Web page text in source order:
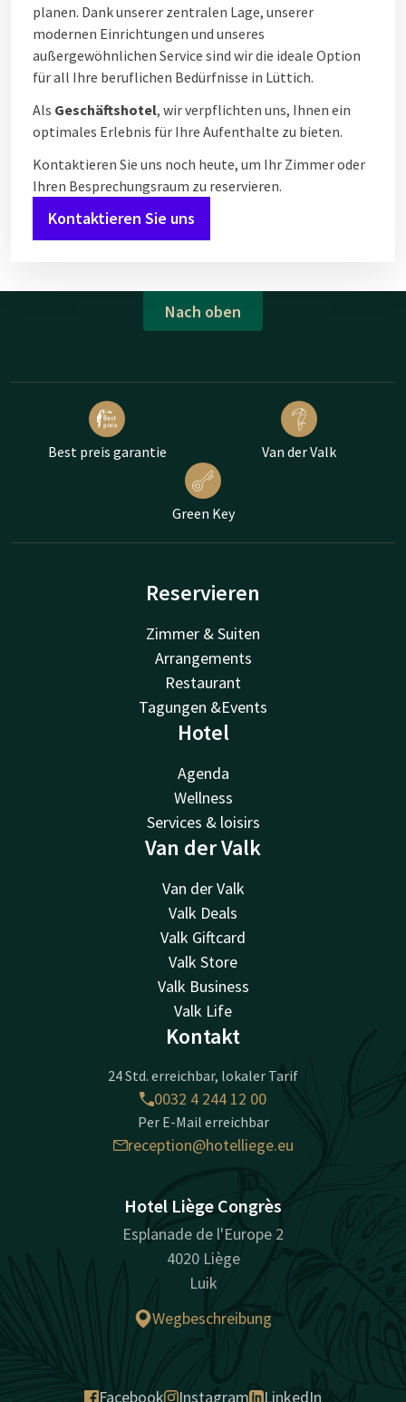
planen. Dank unserer zentralen Lage, unserer
modernen Einrichtungen und unseres
außergewöhnlichen Service sind wir die ideale Option
für all Ihre beruflichen Bedürfnisse in Lüttich.
Als Geschäftshotel, wir verpflichten uns, Ihnen ein
optimales Erlebnis für Ihre Aufenthalte zu bieten.
Kontaktieren Sie uns noch heute, um Ihr Zimmer oder
Ihren Besprechungsraum zu reservieren.
Kontaktieren Sie uns
Nach oben
Best preis garantie Van der Valk
Green Key
Reservieren
Zimmer & Suiten
Arrangements
Restaurant
Tagungen &Events
Hotel
Agenda
Wellness
Services & loisirs
Van der Valk
Van der Valk
Valk Deals
Valk Giftcard
Valk Store
Valk Business
Valk Life
Kontakt
24 Std. erreichbar, lokaler Tarif
0032 4 244 12 00
Per E-Mail erreichbar
reception@hotelliege.eu
Hotel Liège Congrès
Esplanade de l'Europe 2
4020 Liège
Luik
Wegbeschreibung
Facebook Instagram LinkedIn